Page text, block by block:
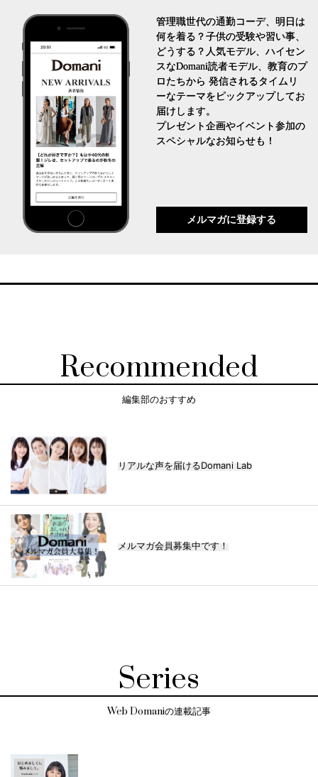
管理職世代の通勤コーデ、明日は
何を着る？子供の受験や習い事、
どうする？人気モデル、ハイセン
スなDomani読者モデル、教育のプ
ロたちから 発信されるタイムリ
ーなテーマをピックアップしてお
届けします。
プレゼント企画やイベント参加の
スペシャルなお知らせも！
メルマガに登録する
Recommended
編集部のおすすめ
リアルな声を届けるDomani Lab
メルマガ会員募集中です！
Series
Web Domaniの連載記事